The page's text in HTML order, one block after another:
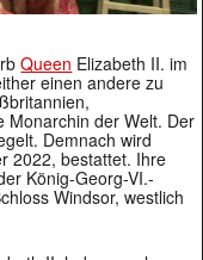
Queen Elizabeth II. im
einen andere zu
Monarchin der Welt. Der
Demnach wird
2022, bestattet. Ihre
König-Georg-VI.-
Windsor, westlich